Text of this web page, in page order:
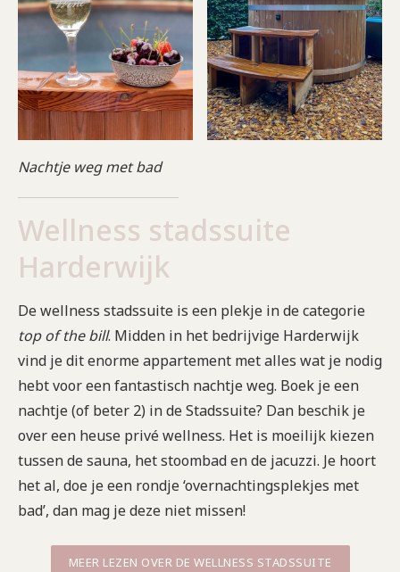
Nachtje weg met bad
Wellness stadssuite
Harderwijk
De wellness stadssuite is een plekje in de categorie
top of the bill. Midden in het bedrijvige Harderwijk
vind je dit enorme appartement met alles wat je nodig
hebt voor een fantastisch nachtje weg. Boek je een
nachtje (of beter 2) in de Stadssuite? Dan beschik je
over een heuse privé wellness. Het is moeilijk kiezen
tussen de sauna, het stoombad en de jacuzzi. Je hoort
het al, doe je een rondje ‘overnachtingsplekjes met
bad’, dan mag je deze niet missen!
MEER LEZEN OVER DE WELLNESS STADSSUITE